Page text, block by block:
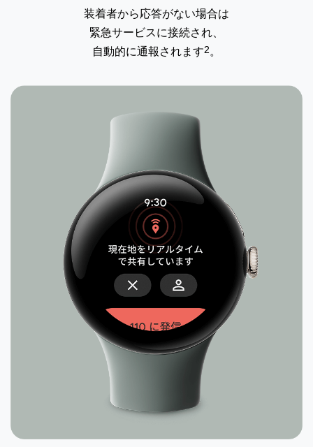
装着者から応答がない場合は
緊急サービスに接続され、
自動的に通報されます2。